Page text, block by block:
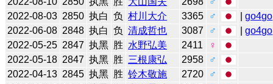
2022-08-03 2850 执白 负 村川大介 3365 ♂ |go4go
2022-06-08 2848 执白 负 清成哲也 3087 ♂ |go4go
2022-05-25 2847 执黑 胜 水野弘美 2411
♀
2022-05-18 2847 执黑 胜 三根康弘 2958
♂
2022-04-13 2845 执黑 胜 铃木敬施 2720
♂